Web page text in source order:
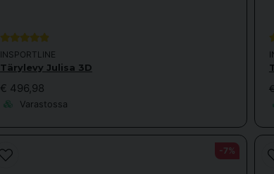
INSPORTLINE
Tärylevy Julisa 3D
€ 496,98
Varastossa
-7%